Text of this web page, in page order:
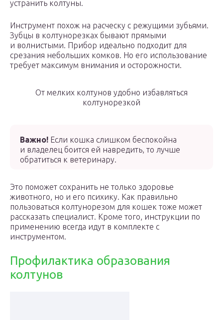
устранить колтуны.
Инструмент похож на расческу с режущими зубьями.
Зубцы в колтунорезках бывают прямыми
и волнистыми. Прибор идеально подходит для
срезания небольших комков. Но его использование
требует максимум внимания и осторожности.
От мелких колтунов удобно избавляться
колтунорезкой
Важно! Если кошка слишком беспокойна
и владелец боится ей навредить, то лучше
обратиться к ветеринару.
Это поможет сохранить не только здоровье
животного, но и его психику. Как правильно
пользоваться колтунорезом для кошек тоже может
рассказать специалист. Кроме того, инструкции по
применению всегда идут в комплекте с
инструментом.
Профилактика образования
колтунов